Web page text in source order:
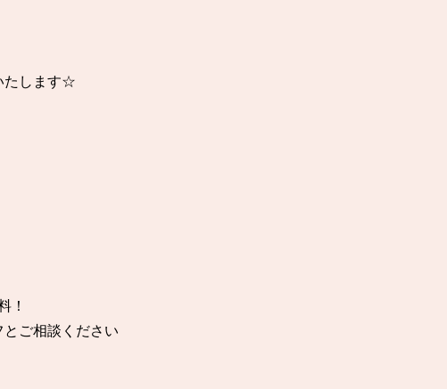
たします☆
！
ご相談ください